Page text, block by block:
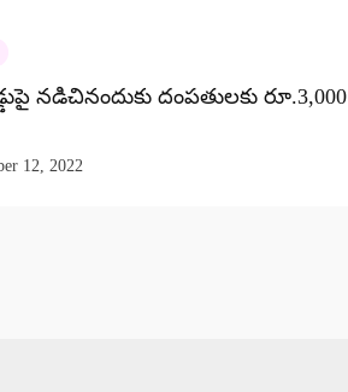
నడిచినందుకు దంపతులకు రూ.3,000
12, 2022